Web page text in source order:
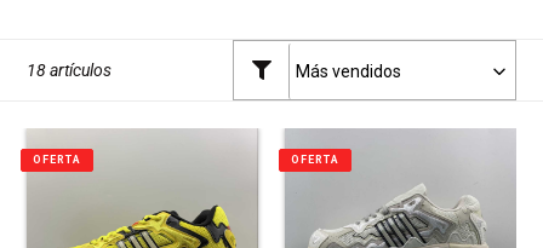
ó
n
:
18 artículos
OFERTA OFERTA